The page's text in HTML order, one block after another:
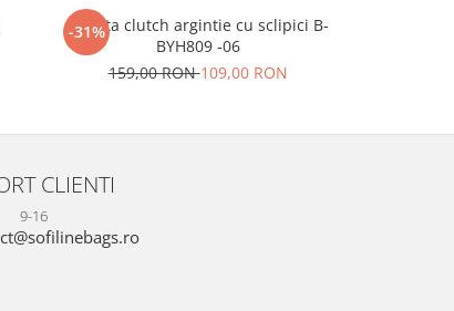
-31%
Geanta clutch argintie cu sclipici B-
BYH809 -06
159,00 RON109,00 RON
CLIENTI
9-16